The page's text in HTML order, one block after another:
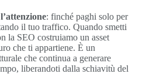
: finché paghi solo per
il tuo traffico. Quando smetti
la SEO costruiamo un asset
che ti appartiene. È un
che continua a generare
liberandoti dalla schiavitù del